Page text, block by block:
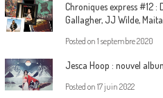
Chroniques express #12 :
Gallagher, JJ Wilde, Maita…
Posted on 1 septembre 2020
Jesca Hoop : nouvel
Posted on 17 juin 2022